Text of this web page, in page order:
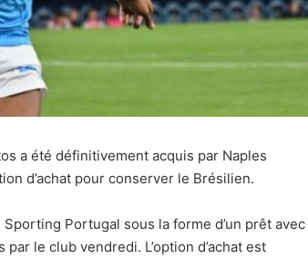
a été définitivement acquis par Naples
d’achat pour conserver le Brésilien.
Portugal sous la forme d’un prêt avec
le club vendredi. L’option d’achat est